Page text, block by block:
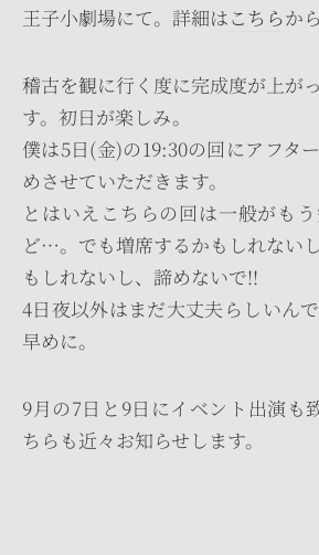
王子小劇場にて。詳細はこちらか
稽古を観に行く度に完成度が上が
す。初日が楽しみ。
僕は5日(金)の19:30の回にアフタ
めさせていただきます。
とはいえこちらの回は一般がも
ど…。でも増席するかもしれない
もしれないし、諦めないで!!
4日夜以外はまだ大丈夫らしいん
早めに。
9月の7日と9日にイベント出演も
ちらも近々お知らせします。